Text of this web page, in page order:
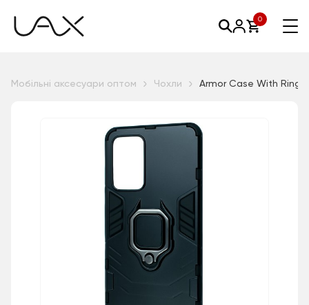
0
Мобільні аксесуари оптом Чохли Armor Case With Ring